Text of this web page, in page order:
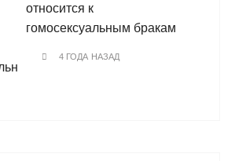
относится к
гомосексуальным бракам
4 ГОДА НАЗАД